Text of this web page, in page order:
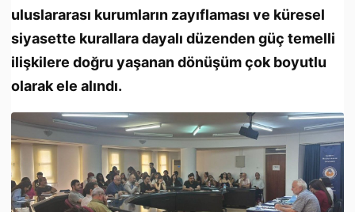
uluslararası kurumların zayıflaması ve küresel
siyasette kurallara dayalı düzenden güç temelli
ilişkilere doğru yaşanan dönüşüm çok boyutlu
olarak ele alındı.